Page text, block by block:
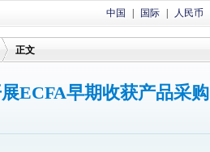
中国 国际 人民币
正文
ECFA早期收获产品采购